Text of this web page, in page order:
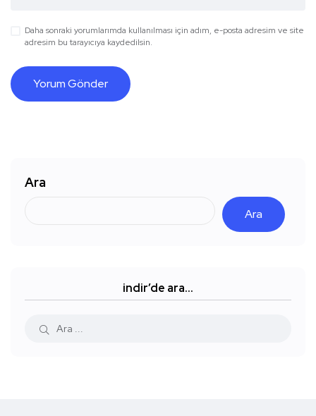
Daha sonraki yorumlarımda kullanılması için adım, e-posta adresim ve site
adresim bu tarayıcıya kaydedilsin.
Ara
Ara
indir’de ara…